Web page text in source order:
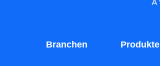
Branchen Produkte